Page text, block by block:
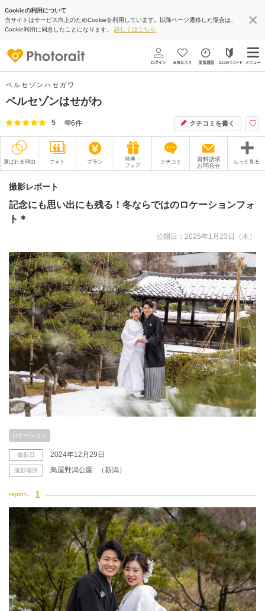
Cookieの利用について
当サイトはサービス向上のためCookieを利用しています。以降ページ遷移した場合は、
Cookie利用に同意したことになります。 詳しくはこちら
ベルセゾンハセガワ
ベルセゾンはせがわ
5 6件 クチコミを書く
選ばれる理由 フォト プラン
特典・
フェア
クチコミ
資料請求
お問合せ
もっと見る
撮影レポート
衣装 ムービー
アクセス/TEL スタジオトップ
撮影レポート
記念にも思い出にも残る！冬ならではのロケーションフォ
ト＊
公開日：2025年1月23日（木）
ロケーション
撮影日 2024年12月29日
撮影場所 鳥屋野潟公園 （新潟）